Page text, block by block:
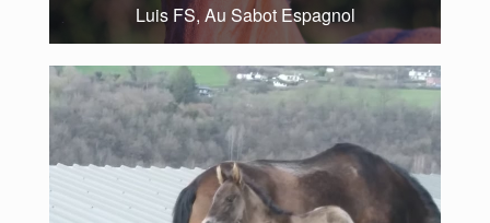
Luis FS, Au Sabot Espagnol